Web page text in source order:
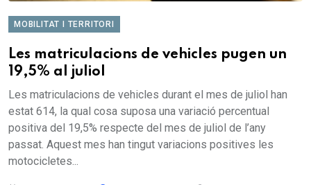
MOBILITAT I TERRITORI
Les matriculacions de vehicles pugen un
19,5% al juliol
Les matriculacions de vehicles durant el mes de juliol han
estat 614, la qual cosa suposa una variació percentual
positiva del 19,5% respecte del mes de juliol de l’any
passat. Aquest mes han tingut variacions positives les
motocicletes...